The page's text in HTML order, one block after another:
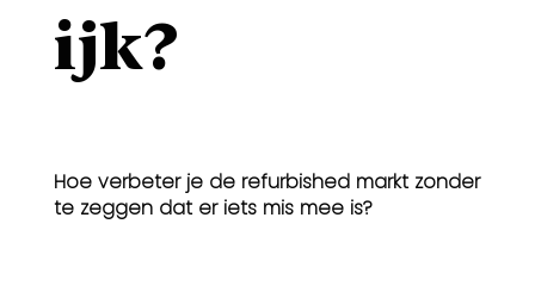
Hoe verbeter je de refurbished markt zonder
te zeggen dat er iets mis mee is?
ijk?